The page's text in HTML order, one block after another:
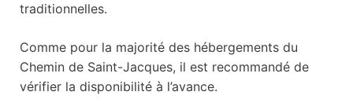
traditionnelles.
Comme pour la majorité des hébergements du
Chemin de Saint-Jacques, il est recommandé de
vérifier la disponibilité à l’avance.